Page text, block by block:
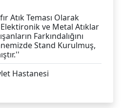
Atık Teması Olarak
ve Metal Atıklar
Farkındalığını
Stand Kurulmuş,
Hastanesi